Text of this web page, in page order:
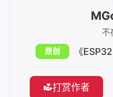
不
原创
打赏作者